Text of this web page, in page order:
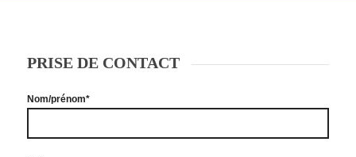
PRISE DE CONTACT
Nom/prénom*